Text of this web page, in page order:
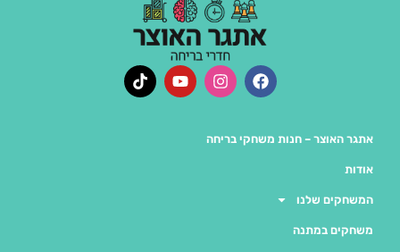
אתגר האוצר – חנות משחקי בריחה
אודות
המשחקים שלנו
משחקים במתנה